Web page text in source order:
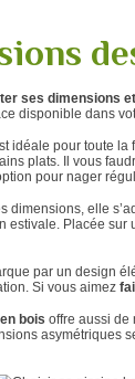
ses dimensions
disponible dans
idéale pour toute
plats. Il vous
pour nager
dimensions, elle
estivale. Placée sur
par un design
Si vous aimez
bois offre aussi de
asymétriques